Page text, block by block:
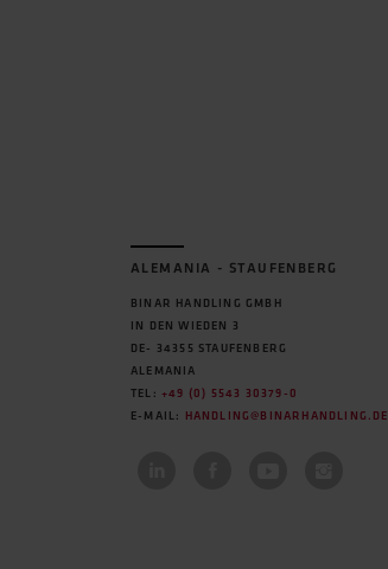
ALEMANIA - STAUFENBERG
BINAR HANDLING GMBH
IN DEN WIEDEN 3
DE- 34355 STAUFENBERG
ALEMANIA
TEL: +49 (0) 5543 30379-0
E-MAIL:
HANDLING@BINARHANDLING.DE